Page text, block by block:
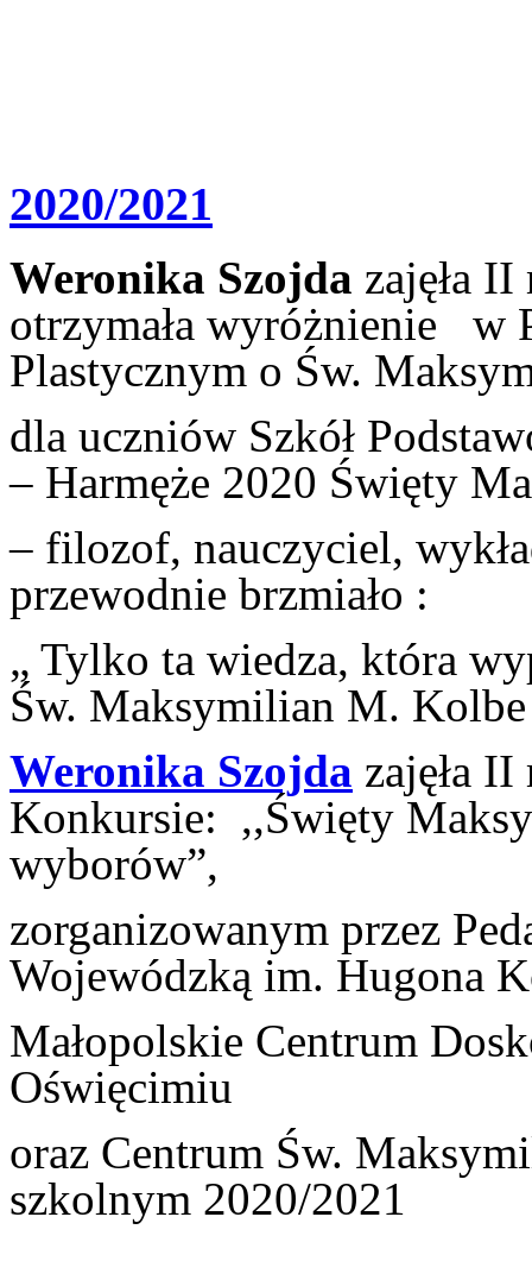
2020/2021
Weronika Szojda zajęła
otrzymała wyróżnienie w
Plastycznym o Św.
dla uczniów Szkół
– Harmęże 2020 Święty
– filozof, nauczyciel,
przewodnie brzmiało :
„ Tylko ta wiedza, która
Św. Maksymilian M. Kolbe
Weronika Szojda zajęła
Konkursie: ,,Święty
wyborów”,
zorganizowanym przez
Wojewódzką im. Hugona
Małopolskie Centrum
Oświęcimiu
oraz Centrum Św.
szkolnym 2020/2021